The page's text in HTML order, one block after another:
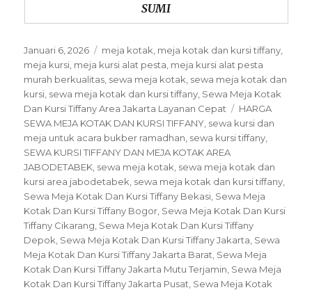
SUMI
Posted
on
Januari 6, 2026 Categories
meja kotak meja kotak dan kursi tiffany
meja kursi meja kursi alat pesta meja kursi alat pesta
murah berkualitas sewa meja kotak sewa meja kotak dan
kursi sewa meja kotak dan kursi tiffany Sewa Meja Kotak
Dan Kursi Tiffany Area Jakarta Layanan Cepat
Tags
HARGA
SEWA MEJA KOTAK DAN KURSI TIFFANY sewa kursi dan
meja untuk acara bukber ramadhan sewa kursi tiffany
SEWA KURSI TIFFANY DAN MEJA KOTAK AREA
JABODETABEK sewa meja kotak sewa meja kotak dan
kursi area jabodetabek sewa meja kotak dan kursi tiffany
Sewa Meja Kotak Dan Kursi Tiffany Bekasi Sewa Meja
Kotak Dan Kursi Tiffany Bogor Sewa Meja Kotak Dan Kursi
Tiffany Cikarang Sewa Meja Kotak Dan Kursi Tiffany
Depok Sewa Meja Kotak Dan Kursi Tiffany Jakarta Sewa
Meja Kotak Dan Kursi Tiffany Jakarta Barat Sewa Meja
Kotak Dan Kursi Tiffany Jakarta Mutu Terjamin Sewa Meja
Kotak Dan Kursi Tiffany Jakarta Pusat Sewa Meja Kotak